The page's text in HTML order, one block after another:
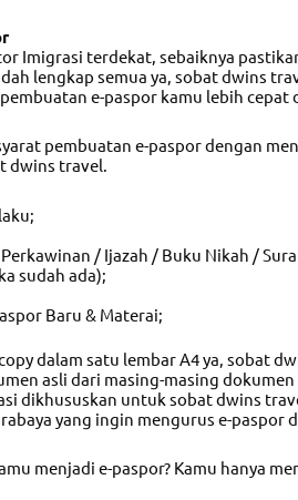
Imigrasi terdekat, sebaiknya
lengkap semua ya, sobat dwins
e-paspor kamu lebih cepat
pembuatan e-paspor dengan
dwins travel.
/ Ijazah / Buku Nikah /
sudah ada);
Baru & Materai;
dalam satu lembar A4 ya, sobat
asli dari masing-masing
dikhususkan untuk sobat dwins
yang ingin mengurus e-paspor
menjadi e-paspor? Kamu hanya